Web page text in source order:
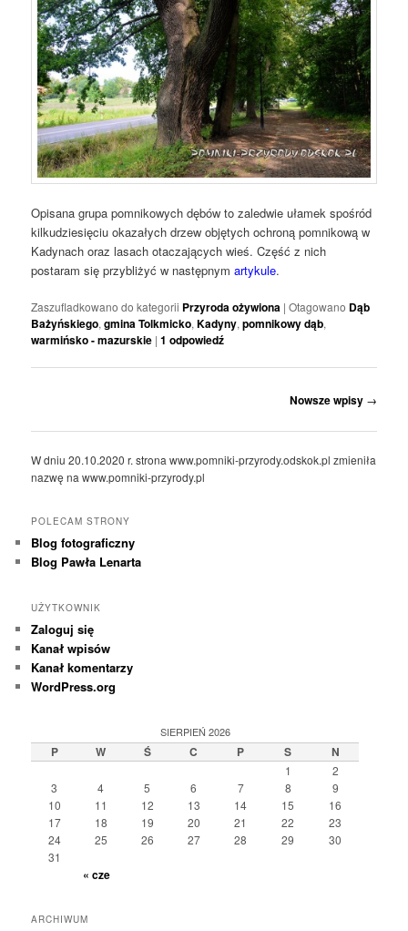
Opisana grupa pomnikowych dębów to zaledwie ułamek spośród
kilkudziesięciu okazałych drzew objętych ochroną pomnikową w
Kadynach oraz lasach otaczających wieś. Część z nich
postaram się przybliżyć w następnymartykule.
Zaszufladkowano do kategorii Przyroda ożywiona |Otagowano Dąb
Bażyńskiego,gmina Tolkmicko,Kadyny,pomnikowy dąb,
warmińsko - mazurskie |1 odpowiedź
Nowsze wpisy →
W dniu 20.10.2020 r. strona www.pomniki-przyrody.odskok.pl zmieniła
nazwę na www.pomniki-przyrody.pl
POLECAM STRONY
Blog fotograficzny
Blog Pawła Lenarta
UŻYTKOWNIK
Zaloguj się
Kanał wpisów
Kanał komentarzy
WordPress.org
SIERPIEŃ 2026
P W Ś C P S N
1
2
3
4 5 6 7 8
9
10
11 12 13 14 15
16
17
18 19 20 21 22
23
24
25 26 27 28 29
30
31
« cze
ARCHIWUM